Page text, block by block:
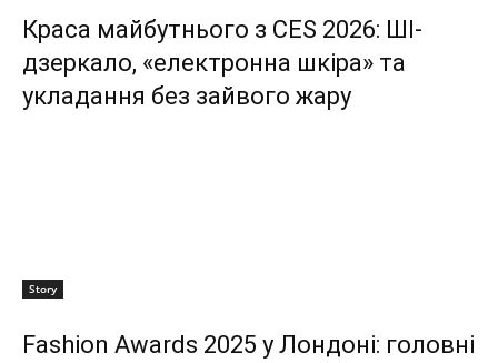
Краса майбутнього з CES 2026: ШІ-
дзеркало, «електронна шкіра» та
укладання без зайвого жару
Story
Fashion Awards 2025 у Лондоні: головні